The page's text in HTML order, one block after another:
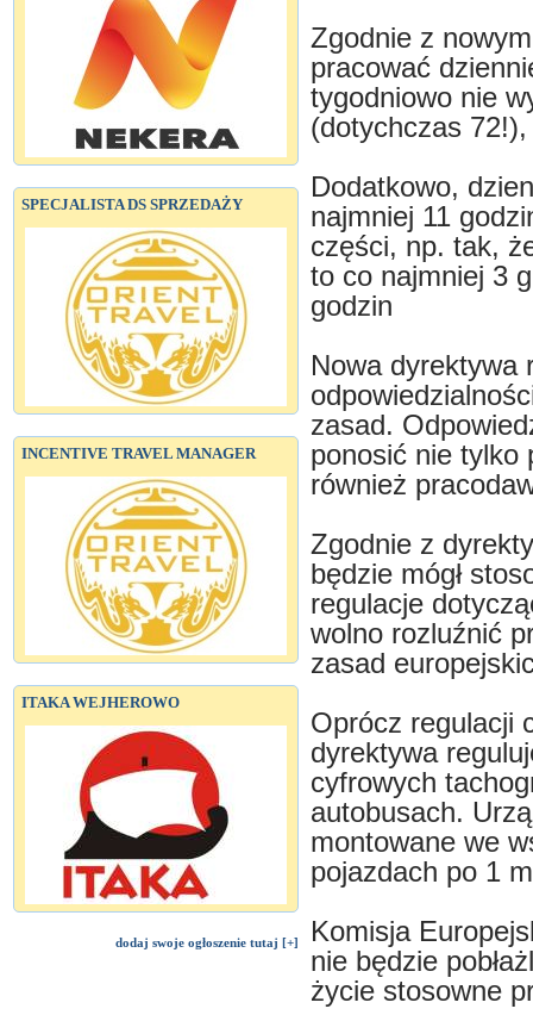
SPECJALISTA DS SPRZEDAŻY
INCENTIVE TRAVEL MANAGER
ITAKA WEJHEROWO
dodaj swoje ogłoszenie tutaj [+]
Zgodnie z
pracować
tygodniowo nie
(dotychczas
Dodatkowo,
najmniej 11
części, np. tak,
to co najmniej 3
godzin
Nowa dyrektywa
zasad.
ponosić nie tylko
również
Zgodnie z
będzie mógł
regulacje
wolno rozluźnić
zasad
Oprócz regulacji
dyrektywa
cyfrowych
autobusach.
montowane we
pojazdach po 1
Komisja
nie będzie
życie stosowne